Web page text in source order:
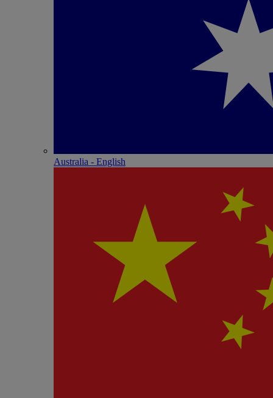
Australia - English